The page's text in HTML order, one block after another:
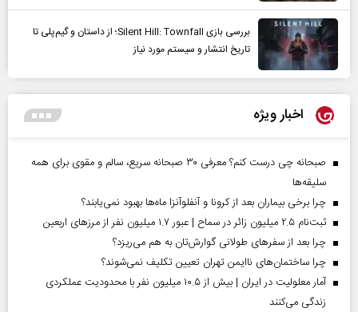
بررسی بازی Silent Hill: Townfall؛ از داستان و گیم‌پلی تا
تاریخ انتشار و سیستم مورد نیاز
اخبار ویژه
صبحانه چی درست کنم؟ معرفی ۳۰ صبحانه سریع، سالم و مقوی برای همه
سلیقه‌ها
چرا برخی بیماران بعد از کرونا و آنفلوآنزا ماه‌ها بهبود نمی‌یابند؟
ثبت‌نام ۲.۵ میلیون زائر در سماح | عبور ۱.۷ میلیون نفر از مرز‌های اربعین
چرا بعد از سفرهای طولانی گوارش‌تان به هم می‌ریزد؟
چرا ساختمان‌های ناایمن تهران تعیین تکلیف نمی‌شوند؟
آمار معلولیت در ایران | بیش از ۱۰.۵ میلیون نفر با محدودیت عملکردی
زندگی می‌کنند